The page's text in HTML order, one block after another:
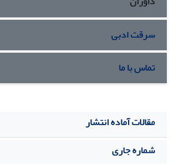
سرقت ادبی
تماس با ما
مقالات آماده انتشار
شماره جاری